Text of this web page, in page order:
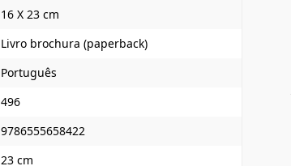
16 X 23 cm
Livro brochura (paperback)
Português
496
9786555658422
23 cm